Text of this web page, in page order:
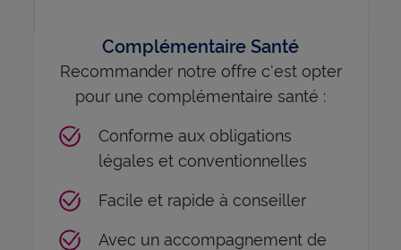
Complémentaire Santé
Recommander notre offre c'est opter
pour une complémentaire santé :
Conforme aux obligations
légales et conventionnelles
Facile et rapide à conseiller
Avec un accompagnement de